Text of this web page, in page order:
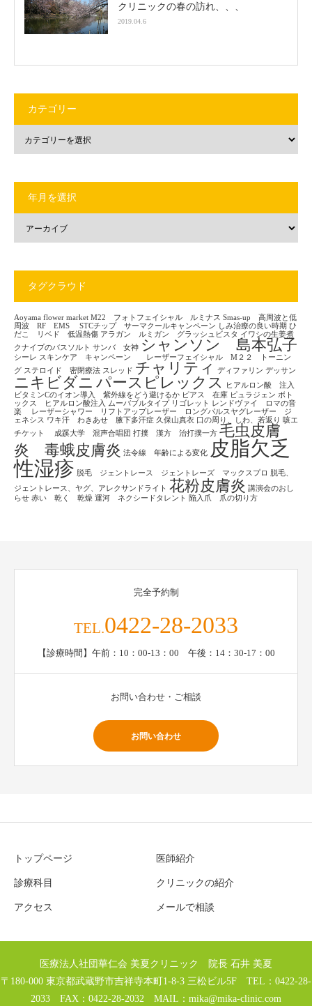
クリニックの春の訪れ、、、
2019.04.6
カテゴリー
年月を選択
タグクラウド
Aoyama flower market M22 フォトフェイシャル ルミナス Smas-up 高周波と低
周波 RF EMS
STCチップ サーマクールキャンペーン しみ治療の良い時期 ひ
だこ リベド 低温熱傷 アラガン ルミガン グラッシュビスタ イワシの生姜煮
クナイプのバスソルト サンバ 女神 シャンソン 島本弘子
シーレ スキンケア キャンペーン レーザーフェイシャル M２２ トーニン
グ ステロイド 密閉療法 スレッド チャリティ ディファリン デッサン
ニキビダニ パースピレックス
ヒアルロン酸 注入
ビタミンCのイオン導入 紫外線をどう避けるか ピアス 在庫 ピュラジェン ボト
ックス ヒアルロン酸注入 ムーバブルタイプ リゴレット レンドヴァイ ロマの音
楽
レーザーシャワー リフトアップレーザー ロングパルスヤグレーザー ジ
ェネシス ワキ汗 わきあせ 腋下多汗症 久保山真衣 口の周り、しわ、若返り 咳エ
チケット
成蹊大学 混声合唱団 打撲 漢方 治打撲一方 毛虫皮膚
炎 毒蛾皮膚炎 法令線 年齢による変化
皮脂欠乏
性湿疹 脱毛 ジェントレース ジェントレーズ マックスプロ
脱毛、
ジェントレース、ヤグ、アレクサンドライト 花粉皮膚炎 講演会のおし
らせ 赤い 乾く 乾燥 運河 ネクシードタレント 陥入爪 爪の切り方
完全予約制
TEL.0422-28-2033
【診療時間】午前：10：00-13：00 午後：14：30-17：00
お問い合わせ・ご相談
お問い合わせ
トップページ 医師紹介
診療科目 クリニックの紹介
アクセス メールで相談
医療法人社団華仁会 美夏クリニック 院長 石井 美夏
〒180-000 東京都武蔵野市吉祥寺本町1-8-3 三松ビル5F TEL：0422-28-
2033 FAX：0422-28-2032 MAIL： mika@mika-clinic.com